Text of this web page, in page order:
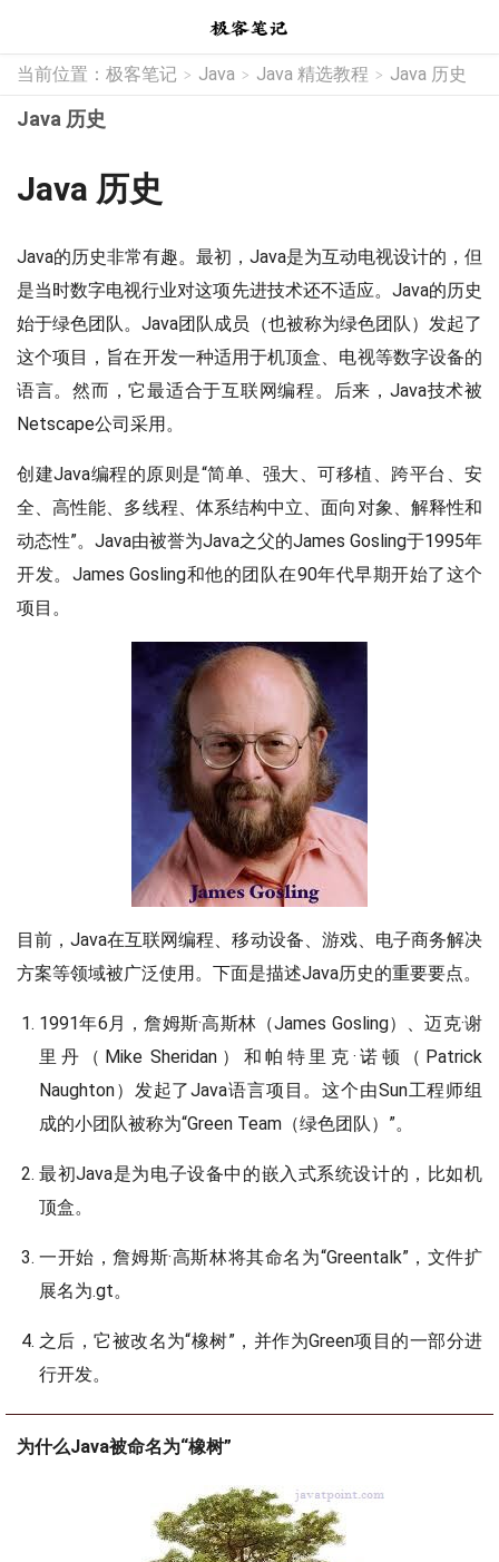
当前位置： 极客笔记 > Java > Java 精选教程 > Java 历史
Java 历史
Java 历史
Java的历史非常有趣。最初，Java是为互动电视设计的，但
是当时数字电视行业对这项先进技术还不适应。Java的历史
始于绿色团队。Java团队成员（也被称为绿色团队）发起了
这个项目，旨在开发一种适用于机顶盒、电视等数字设备的
语言。然而，它最适合于互联网编程。后来，Java技术被
Netscape公司采用。
创建Java编程的原则是“简单、强大、可移植、跨平台、安
全、高性能、多线程、体系结构中立、面向对象、解释性和
动态性”。Java由被誉为Java之父的James Gosling于1995年
开发。James Gosling和他的团队在90年代早期开始了这个
项目。
目前，Java在互联网编程、移动设备、游戏、电子商务解决
方案等领域被广泛使用。下面是描述Java历史的重要要点。
1991年6月，詹姆斯·高斯林（James Gosling）、迈克·谢
里丹（Mike Sheridan）和帕特里克·诺顿（Patrick
Naughton）发起了Java语言项目。这个由Sun工程师组
成的小团队被称为“Green Team（绿色团队）”。
最初Java是为电子设备中的嵌入式系统设计的，比如机
顶盒。
一开始，詹姆斯·高斯林将其命名为“Greentalk”，文件扩
展名为.gt。
之后，它被改名为“橡树”，并作为Green项目的一部分进
行开发。
为什么Java被命名为“橡树”